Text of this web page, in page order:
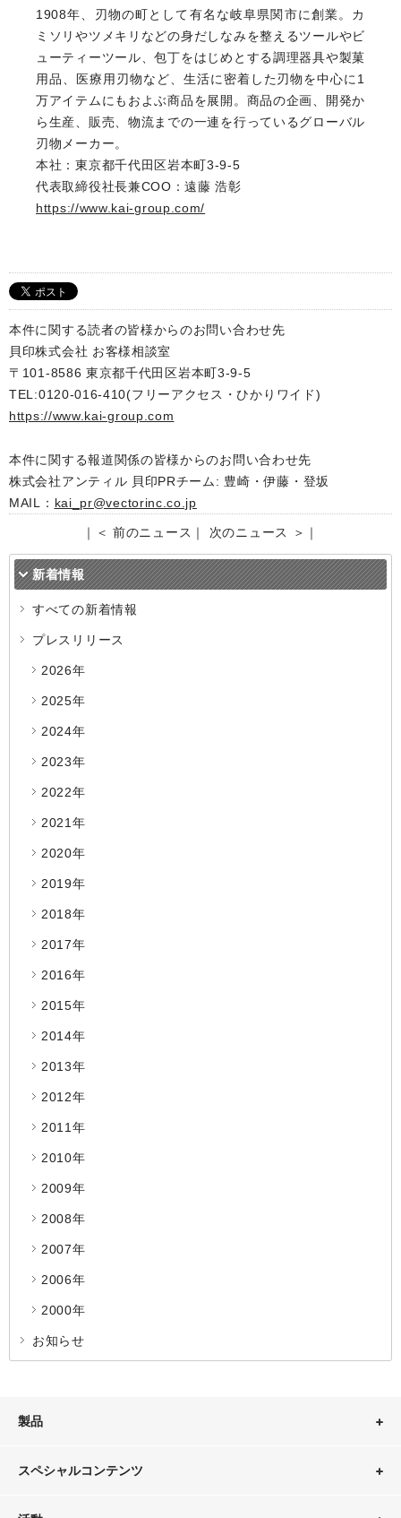
1908年、刃物の町として有名な岐阜県関市に創業。カ
ミソリやツメキリなどの身だしなみを整えるツールやビ
ューティーツール、包丁をはじめとする調理器具や製菓
用品、医療用刃物など、生活に密着した刃物を中心に1
万アイテムにもおよぶ商品を展開。商品の企画、開発か
ら生産、販売、物流までの一連を行っているグローバル
刃物メーカー。
本社：東京都千代田区岩本町3-9-5
代表取締役社長兼COO：遠藤 浩彰
https://www.kai-group.com/
本件に関する読者の皆様からのお問い合わせ先
貝印株式会社 お客様相談室
〒101-8586 東京都千代田区岩本町3-9-5
TEL:0120-016-410(フリーアクセス・ひかりワイド)
https://www.kai-group.com
本件に関する報道関係の皆様からのお問い合わせ先
株式会社アンティル 貝印PRチーム: 豊崎・伊藤・登坂
MAIL： kai_pr@vectorinc.co.jp
｜ ＜ 前のニュース ｜ 次のニュース ＞ ｜
新着情報
すべての新着情報
プレスリリース
2026年
2025年
2024年
2023年
2022年
2021年
2020年
2019年
2018年
2017年
2016年
2015年
2014年
2013年
2012年
2011年
2010年
2009年
2008年
2007年
2006年
2000年
お知らせ
製品
スペシャルコンテンツ